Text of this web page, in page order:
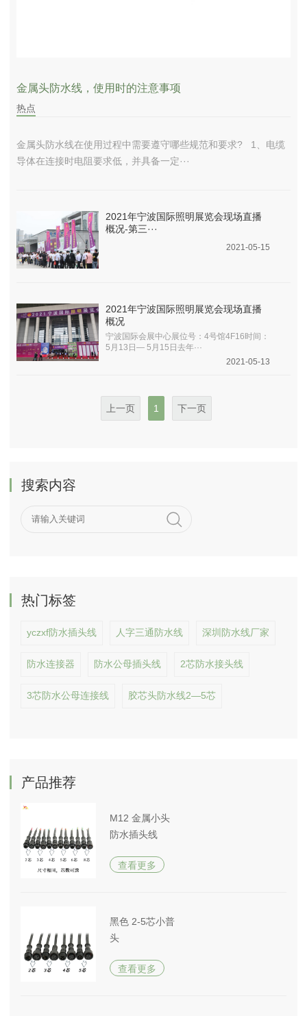
金属头防水线，使用时的注意事项
热点
金属头防水线在使用过程中需要遵守哪些规范和要求? 1、电缆
导体在连接时电阻要求低，并具备一定···
2021年宁波国际照明展览会现场直播
概况-第三···
2021-05-15
2021年宁波国际照明展览会现场直播
概况
宁波国际会展中心展位号：4号馆4F16时间：
5月13日— 5月15日去年···
2021-05-13
上一页 1 下一页
搜索内容
热门标签
yczxf防水插头线 人字三通防水线 深圳防水线厂家
防水连接器 防水公母插头线 2芯防水接头线
3芯防水公母连接线 胶芯头防水线2—5芯
产品推荐
M12 金属小头
防水插头线
查看更多
黑色 2-5芯小普
头
查看更多